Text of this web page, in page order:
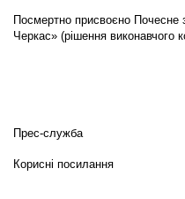
Посмертно присвоєно Почесне
Черкас» (рішення виконавчого
Прес-служба
Корисні посилання